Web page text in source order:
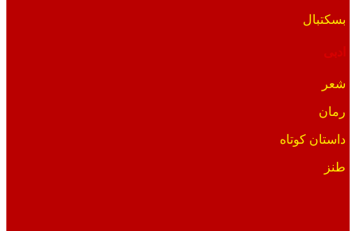
بسکتبال
ادبی
شعر
رمان
داستان کوتاه
طنز